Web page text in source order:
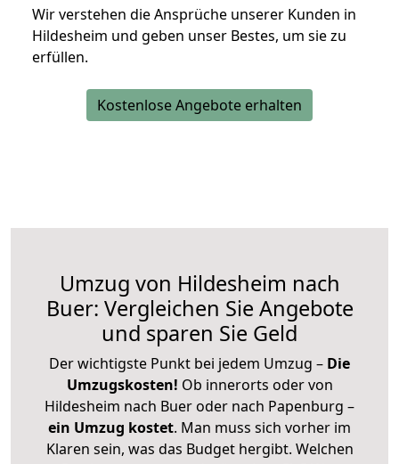
Wir verstehen die Ansprüche unserer Kunden in
Hildesheim und geben unser Bestes, um sie zu
erfüllen.
Kostenlose Angebote erhalten
Umzug von Hildesheim nach
Buer: Vergleichen Sie Angebote
und sparen Sie Geld
Der wichtigste Punkt bei jedem Umzug – Die
Umzugskosten! Ob innerorts oder von
Hildesheim nach Buer oder nach Papenburg –
ein Umzug kostet. Man muss sich vorher im
Klaren sein, was das Budget hergibt. Welchen